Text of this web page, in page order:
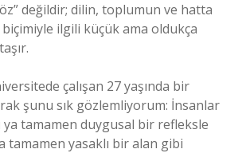
değildir; dilin, toplumun ve hatta
biçimiyle ilgili küçük ama oldukça
çalışan 27 yaşında bir
şunu sık gözlemliyorum: İnsanlar
tamamen duygusal bir refleksle
tamamen yasaklı bir alan gibi